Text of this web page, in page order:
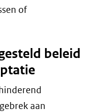
of
beleid
aan